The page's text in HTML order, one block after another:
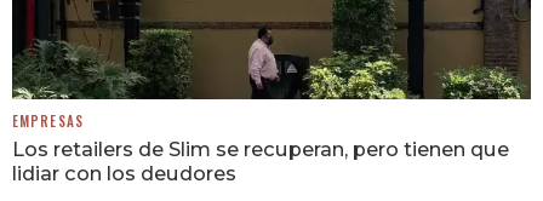
EMPRESAS
Los retailers de Slim se recuperan, pero tienen que
lidiar con los deudores